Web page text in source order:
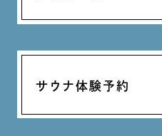
サウナ体験予約